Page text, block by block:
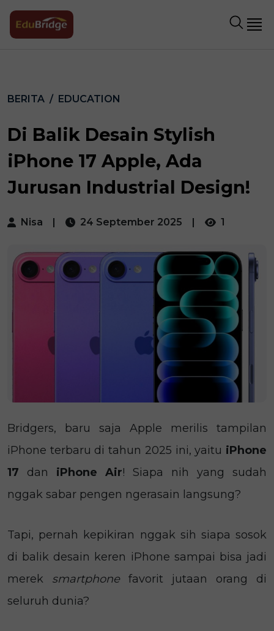
BERITA EDUCATION
Di Balik Desain Stylish
iPhone 17 Apple, Ada
Jurusan Industrial Design!
Nisa | 24 September 2025 | 1
Bridgers, baru saja Apple merilis tampilan
iPhone terbaru di tahun 2025 ini, yaitu iPhone
17 dan iPhone Air! Siapa nih yang sudah
nggak sabar pengen ngerasain langsung?
Tapi, pernah kepikiran nggak sih siapa sosok
di balik desain keren iPhone sampai bisa jadi
merek smartphone favorit jutaan orang di
seluruh dunia?